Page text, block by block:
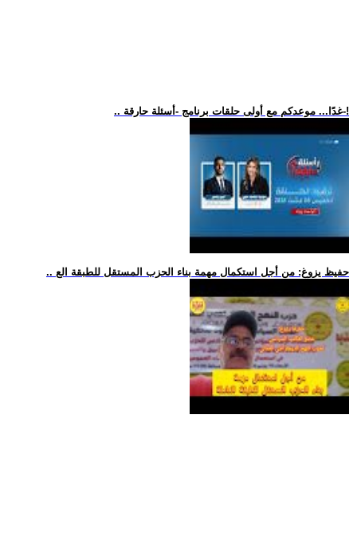
.. غدًا... موعدكم مع أولى حلقات برنامج -أسئلة حارقة-!
.. حفيظ يزوغ: من أجل استكمال مهمة بناء الحزب المستقل للطبقة الع